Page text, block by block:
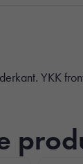
YKK